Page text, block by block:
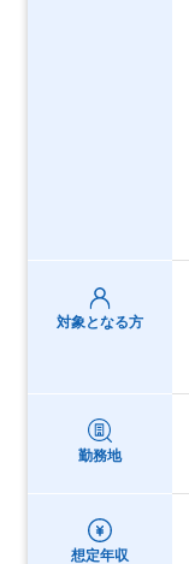
対象となる方
勤務地
想定年収